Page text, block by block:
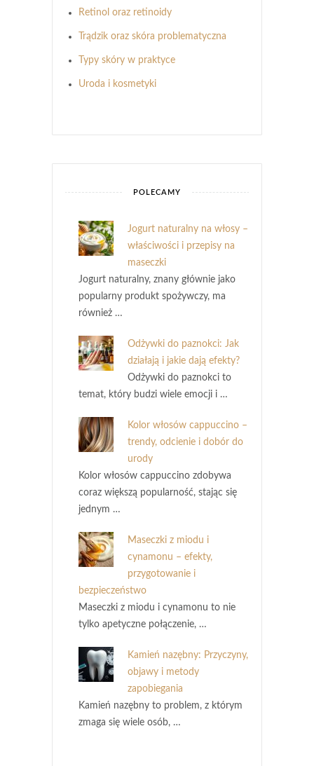
Retinol oraz retinoidy
Trądzik oraz skóra problematyczna
Typy skóry w praktyce
Uroda i kosmetyki
POLECAMY
Jogurt naturalny na włosy –
właściwości i przepisy na
maseczki
Jogurt naturalny, znany głównie jako
popularny produkt spożywczy, ma
również …
Odżywki do paznokci: Jak
działają i jakie dają efekty?
Odżywki do paznokci to
temat, który budzi wiele emocji i …
Kolor włosów cappuccino –
trendy, odcienie i dobór do
urody
Kolor włosów cappuccino zdobywa
coraz większą popularność, stając się
jednym …
Maseczki z miodu i
cynamonu – efekty,
przygotowanie i
bezpieczeństwo
Maseczki z miodu i cynamonu to nie
tylko apetyczne połączenie, …
Kamień nazębny: Przyczyny,
objawy i metody
zapobiegania
Kamień nazębny to problem, z którym
zmaga się wiele osób, …